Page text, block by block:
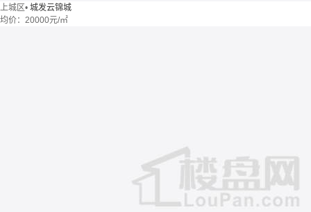
上城区• 城发云锦城
均价： 20000元/㎡